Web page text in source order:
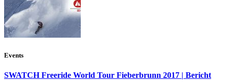
Events
SWATCH Freeride World Tour Fieberbrunn 2017 | Bericht